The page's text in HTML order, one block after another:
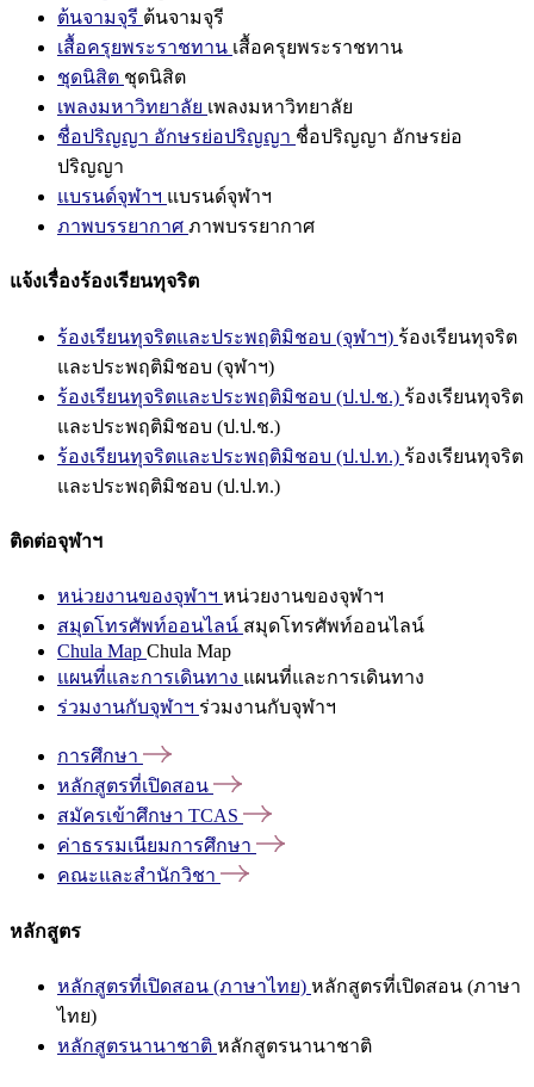
ต้นจามจุรี ต้นจามจุรี
เสื้อครุยพระราชทาน เสื้อครุยพระราชทาน
ชุดนิสิต ชุดนิสิต
เพลงมหาวิทยาลัย เพลงมหาวิทยาลัย
ชื่อปริญญา อักษรย่อปริญญา ชื่อปริญญา อักษรย่อ
ปริญญา
แบรนด์จุฬาฯ แบรนด์จุฬาฯ
ภาพบรรยากาศ ภาพบรรยากาศ
แจ้งเรื่องร้องเรียนทุจริต
ร้องเรียนทุจริตและประพฤติมิชอบ (จุฬาฯ) ร้องเรียนทุจริต
และประพฤติมิชอบ (จุฬาฯ)
ร้องเรียนทุจริตและประพฤติมิชอบ (ป.ป.ช.) ร้องเรียนทุจริต
และประพฤติมิชอบ (ป.ป.ช.)
ร้องเรียนทุจริตและประพฤติมิชอบ (ป.ป.ท.) ร้องเรียนทุจริต
และประพฤติมิชอบ (ป.ป.ท.)
ติดต่อจุฬาฯ
หน่วยงานของจุฬาฯ หน่วยงานของจุฬาฯ
สมุดโทรศัพท์ออนไลน์ สมุดโทรศัพท์ออนไลน์
Chula Map Chula Map
แผนที่และการเดินทาง แผนที่และการเดินทาง
ร่วมงานกับจุฬาฯ ร่วมงานกับจุฬาฯ
การศึกษา
หลักสูตรที่เปิดสอน
สมัครเข้าศึกษา TCAS
ค่าธรรมเนียมการศึกษา
คณะและสำนักวิชา
หลักสูตร
หลักสูตรที่เปิดสอน (ภาษาไทย) หลักสูตรที่เปิดสอน (ภาษา
ไทย)
หลักสูตรนานาชาติ หลักสูตรนานาชาติ